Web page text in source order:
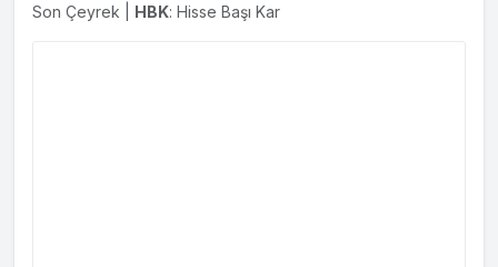
Son Çeyrek | HBK: Hisse Başı Kar